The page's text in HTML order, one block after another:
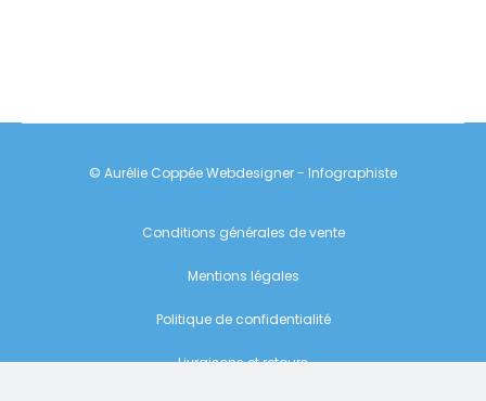
© Aurélie Coppée Webdesigner - Infographiste
Conditions générales de vente
Mentions légales
Politique de confidentialité
Livraisons et retours